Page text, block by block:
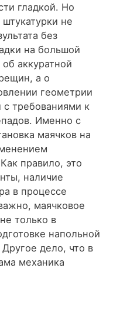
гладкой. Но
не
без
на большой
аккуратной
а о
геометрии
с требованиями к
Именно с
маячков на
правило, это
наличие
в процессе
маячковое
только в
напольной
дело, что в
механика